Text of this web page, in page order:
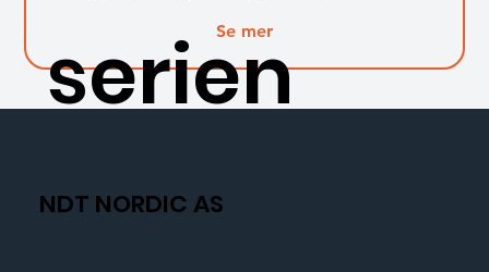
serien
Se mer
NDT NORDIC AS